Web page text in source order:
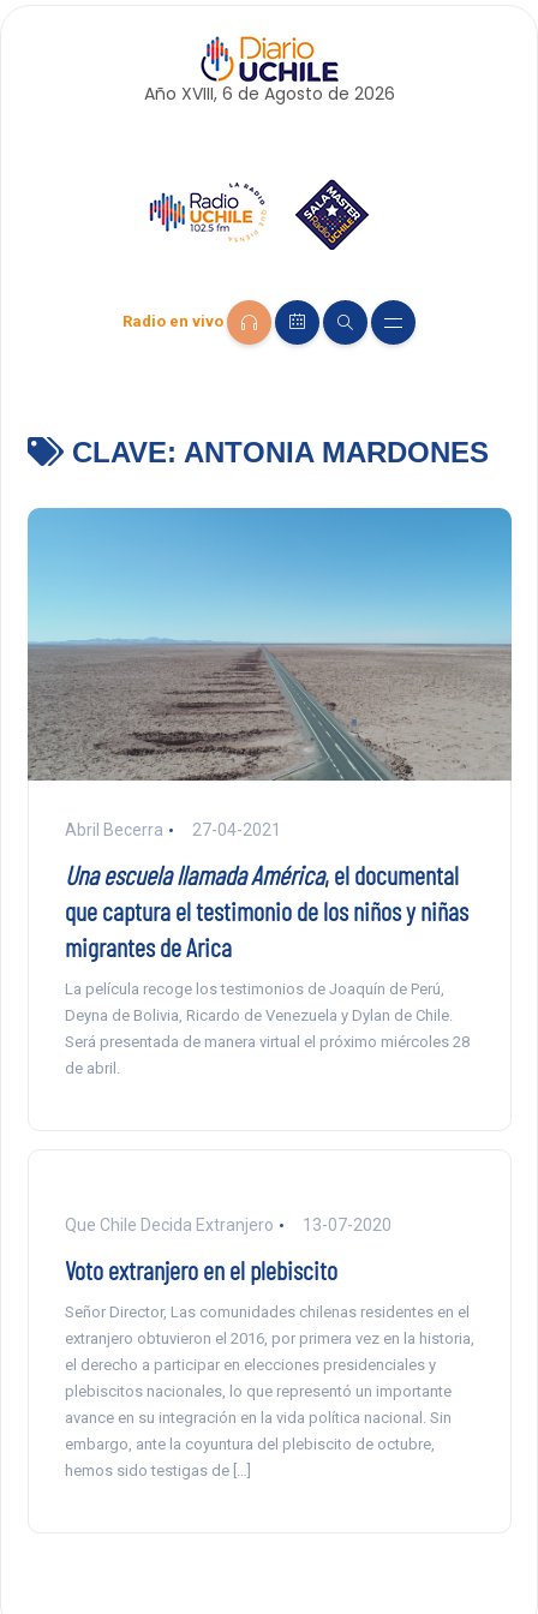
Año XVIII, 6 de Agosto de 2026
Radio en vivo
CLAVE: ANTONIA MARDONES
Abril Becerra 27-04-2021
Una escuela llamada América, el documental
que captura el testimonio de los niños y niñas
migrantes de Arica
La película recoge los testimonios de Joaquín de Perú,
Deyna de Bolivia, Ricardo de Venezuela y Dylan de Chile.
Será presentada de manera virtual el próximo miércoles 28
de abril.
Que Chile Decida Extranjero 13-07-2020
Voto extranjero en el plebiscito
Señor Director, Las comunidades chilenas residentes en el
extranjero obtuvieron el 2016, por primera vez en la historia,
el derecho a participar en elecciones presidenciales y
plebiscitos nacionales, lo que representó un importante
avance en su integración en la vida política nacional. Sin
embargo, ante la coyuntura del plebiscito de octubre,
hemos sido testigas de […]